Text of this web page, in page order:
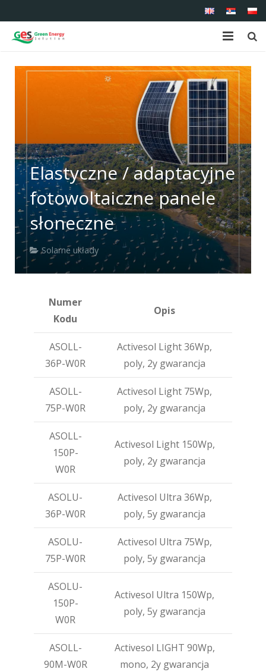
Strona główna
Serwis
Referencje
Kontakt
Elastyczne / adaptacyjne
fotowoltaiczne panele
słoneczne
Solarne układy
Numer
Kodu
Opis
ASOLL-
36P-W0R
Activesol Light 36Wp,
poly, 2y gwarancja
ASOLL-
75P-W0R
Activesol Light 75Wp,
poly, 2y gwarancja
ASOLL-
150P-
W0R
Activesol Light 150Wp,
poly, 2y gwarancja
ASOLU-
36P-W0R
Activesol Ultra 36Wp,
poly, 5y gwarancja
ASOLU-
75P-W0R
Activesol Ultra 75Wp,
poly, 5y gwarancja
ASOLU-
150P-
W0R
Activesol Ultra 150Wp,
poly, 5y gwarancja
ASOLL-
90M-W0R
Activesol LIGHT 90Wp,
mono, 2y gwarancja